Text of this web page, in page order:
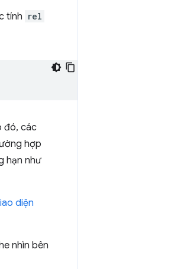
tính rel
đó, các
hợp
hạn như
diện
nhìn bên